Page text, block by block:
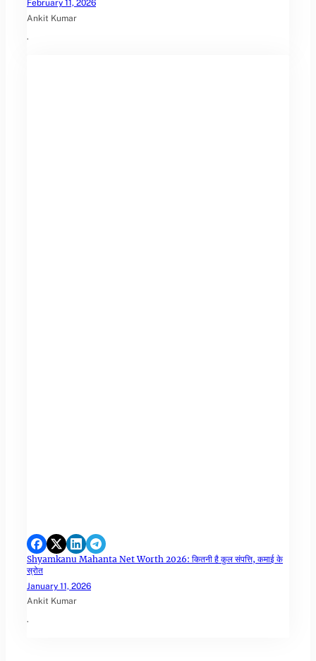
February 11, 2026
Ankit Kumar
.
Shyamkanu Mahanta Net Worth 2026: कितनी है कुल संपत्ति, कमाई के
स्रोत
January 11, 2026
Ankit Kumar
.